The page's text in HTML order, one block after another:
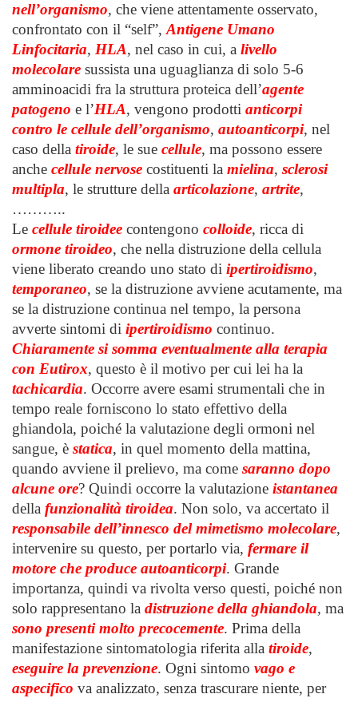
nell’organismo, che viene attentamente osservato,
confrontato con il “self”, Antigene Umano
Linfocitaria, HLA, nel caso in cui, a livello
molecolare sussista una uguaglianza di solo 5-6
amminoacidi fra la struttura proteica dell’agente
patogeno e l’HLA, vengono prodotti anticorpi
contro le cellule dell’organismo, autoanticorpi, nel
caso della tiroide, le sue cellule, ma possono essere
anche cellule nervose costituenti la mielina, sclerosi
multipla, le strutture della articolazione, artrite,
………..
Le cellule tiroidee contengono colloide, ricca di
ormone tiroideo, che nella distruzione della cellula
viene liberato creando uno stato di ipertiroidismo,
temporaneo, se la distruzione avviene acutamente, ma
se la distruzione continua nel tempo, la persona
avverte sintomi di ipertiroidismo continuo.
Chiaramente si somma eventualmente alla terapia
con Eutirox, questo è il motivo per cui lei ha la
tachicardia. Occorre avere esami strumentali che in
tempo reale forniscono lo stato effettivo della
ghiandola, poiché la valutazione degli ormoni nel
sangue, è statica, in quel momento della mattina,
quando avviene il prelievo, ma come saranno dopo
alcune ore? Quindi occorre la valutazione istantanea
della funzionalità tiroidea. Non solo, va accertato il
responsabile dell’innesco del mimetismo molecolare,
intervenire su questo, per portarlo via, fermare il
motore che produce autoanticorpi. Grande
importanza, quindi va rivolta verso questi, poiché non
solo rappresentano la distruzione della ghiandola, ma
sono presenti molto precocemente. Prima della
manifestazione sintomatologia riferita alla tiroide,
eseguire la prevenzione. Ogni sintomo vago e
aspecifico va analizzato, senza trascurare niente, per